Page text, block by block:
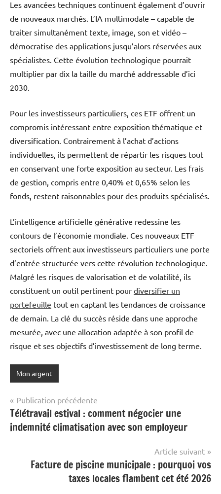
Les avancées techniques continuent également d’ouvrir
de nouveaux marchés. L’IA multimodale – capable de
traiter simultanément texte, image, son et vidéo –
démocratise des applications jusqu’alors réservées aux
spécialistes. Cette évolution technologique pourrait
multiplier par dix la taille du marché addressable d’ici
2030.
Pour les investisseurs particuliers, ces ETF offrent un
compromis intéressant entre exposition thématique et
diversification. Contrairement à l’achat d’actions
individuelles, ils permettent de répartir les risques tout
en conservant une forte exposition au secteur. Les frais
de gestion, compris entre 0,40% et 0,65% selon les
fonds, restent raisonnables pour des produits spécialisés.
L’intelligence artificielle générative redessine les
contours de l’économie mondiale. Ces nouveaux ETF
sectoriels offrent aux investisseurs particuliers une porte
d’entrée structurée vers cette révolution technologique.
Malgré les risques de valorisation et de volatilité, ils
constituent un outil pertinent pour diversifier un
portefeuille tout en captant les tendances de croissance
de demain. La clé du succès réside dans une approche
mesurée, avec une allocation adaptée à son profil de
risque et ses objectifs d’investissement de long terme.
Mon argent
Navigation
de
l’article
Publication précédente
Télétravail estival : comment négocier une
indemnité climatisation avec son employeur
Article suivant
Facture de piscine municipale : pourquoi vos
taxes locales flambent cet été 2026